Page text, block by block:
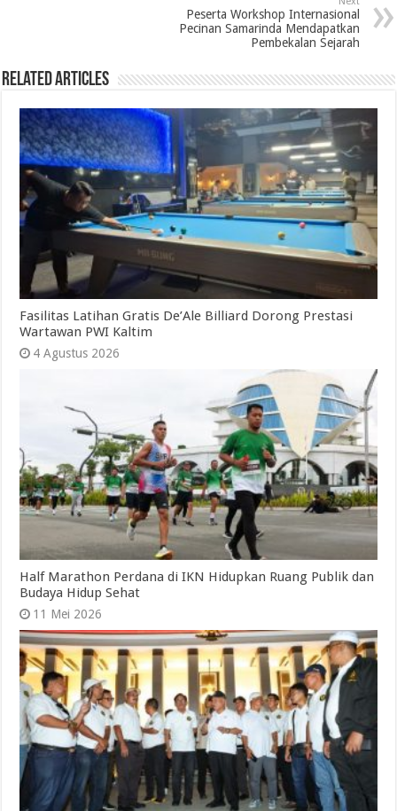
Peserta Workshop Internasional
Pecinan Samarinda Mendapatkan
Pembekalan Sejarah
Related Articles
Fasilitas Latihan Gratis De’Ale Billiard Dorong Prestasi
Wartawan PWI Kaltim
4 Agustus 2026
Half Marathon Perdana di IKN Hidupkan Ruang Publik dan
Budaya Hidup Sehat
11 Mei 2026